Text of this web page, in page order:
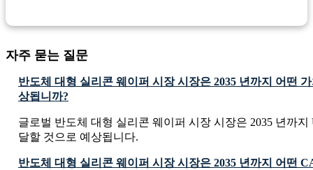
자주 묻는 질문
반도체 대형 실리콘 웨이퍼 시장 시장은 2035 년까지 어떤
상됩니까?
글로벌 반도체 대형 실리콘 웨이퍼 시장 시장은 2035 년까지
달할 것으로 예상됩니다.
반도체 대형 실리콘 웨이퍼 시장 시장은 2035 년까지 어떤